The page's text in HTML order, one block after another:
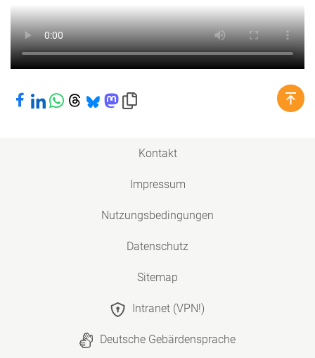
Bei Facebook teilen
Bei LinkedIn teilen
Bei WhatsApp teilen
Bei Threads teilen
Bei Bluesky teilen
Bei Mastodon teilen
Link in die Zwischenablage kopieren
Kontakt
Impressum
Nutzungsbedingungen
Datenschutz
Sitemap
Intranet (VPN!)
Deutsche Gebärdensprache